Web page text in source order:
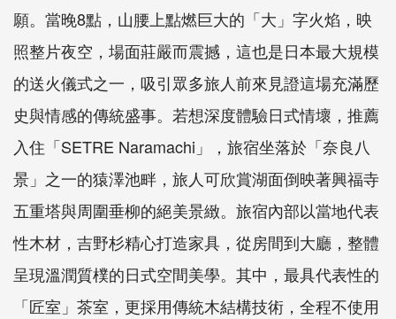
願。當晚8點，山腰上點燃巨大的「大」字火焰，映
照整片夜空，場面莊嚴而震撼，這也是日本最大規模
的送火儀式之一，吸引眾多旅人前來見證這場充滿歷
史與情感的傳統盛事。若想深度體驗日式情壞，推薦
入住「SETRE Naramachi」，旅宿坐落於「奈良八
景」之一的猿澤池畔，旅人可欣賞湖面倒映著興福寺
五重塔與周圍垂柳的絕美景緻。旅宿內部以當地代表
性木材，吉野杉精心打造家具，從房間到大廳，整體
呈現溫潤質樸的日式空間美學。其中，最具代表性的
「匠室」茶室，更採用傳統木結構技術，全程不使用